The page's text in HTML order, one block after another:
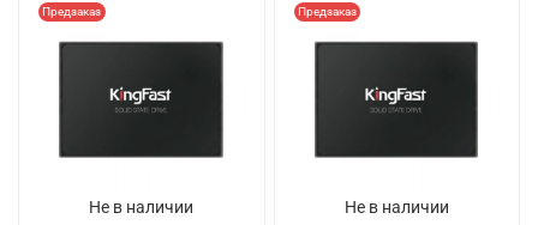
Не в наличии
Предзаказ
Не в наличии
Предзаказ